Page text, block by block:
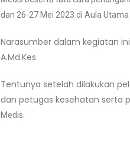
dan 26-27 Mei 2023 di Aula
Narasumber dalam kegiatan ini
A.Md.Kes.
Tentunya setelah dilakukan
dan petugas kesehatan serta
Medis.